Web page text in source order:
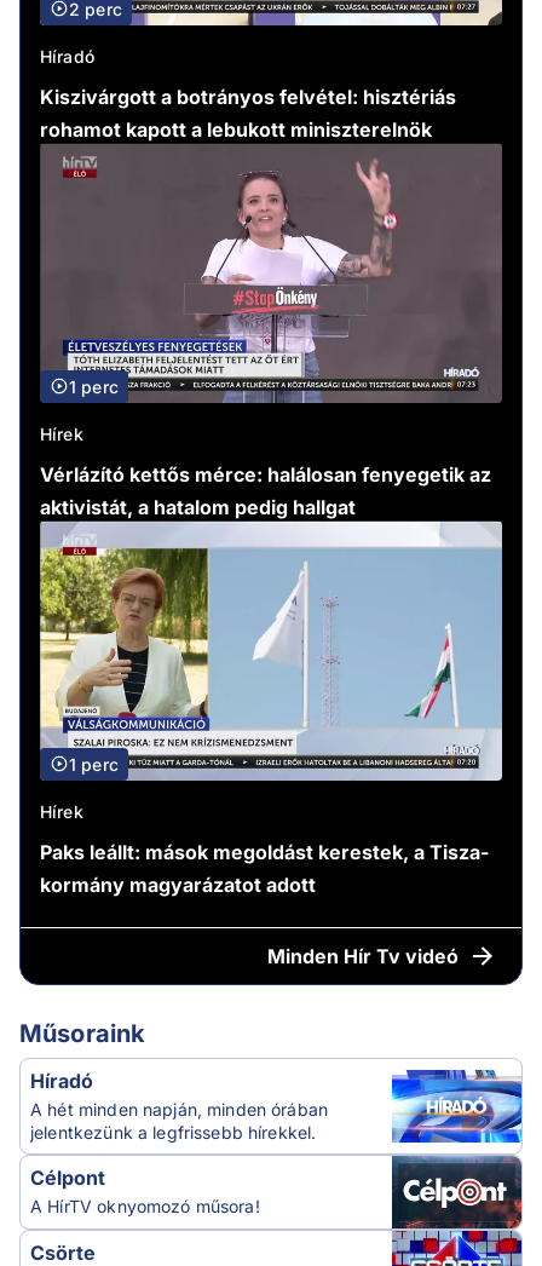
2 perc
Híradó
Kiszivárgott a botrányos felvétel: hisztériás
rohamot kapott a lebukott miniszterelnök
1 perc
Hírek
Vérlázító kettős mérce: halálosan fenyegetik az
aktivistát, a hatalom pedig hallgat
1 perc
Hírek
Paks leállt: mások megoldást kerestek, a Tisza-
kormány magyarázatot adott
Minden Hír Tv videó
Műsoraink
Híradó
A hét minden napján, minden órában
jelentkezünk a legfrissebb hírekkel.
Célpont
A HírTV oknyomozó műsora!
Csörte